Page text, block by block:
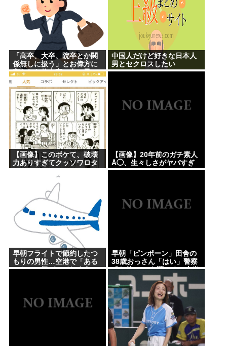
「高卒、大卒、院卒とか関
係無しに扱う」とお偉方に
言われた修士卒の女の子
が...
中国人だけど好きな日本人
男とセクロスしたい
【画像】このボケて、破壊
力ありすぎてクッソワロタ
【画像】20年前のガチ素人
Å◯、生々しさがヤバすぎ
る
早朝フライトで節約したつ
もりの男性…空港で「ある
こと」に気づいてしまう
早朝「ピンポーン」田舎の
38歳おっさん「はい」警察
「お前のPCを調べる」全米
行方不明・被児童搾取セン
ターからの通報により児
ホ゜画像を発見、逮捕